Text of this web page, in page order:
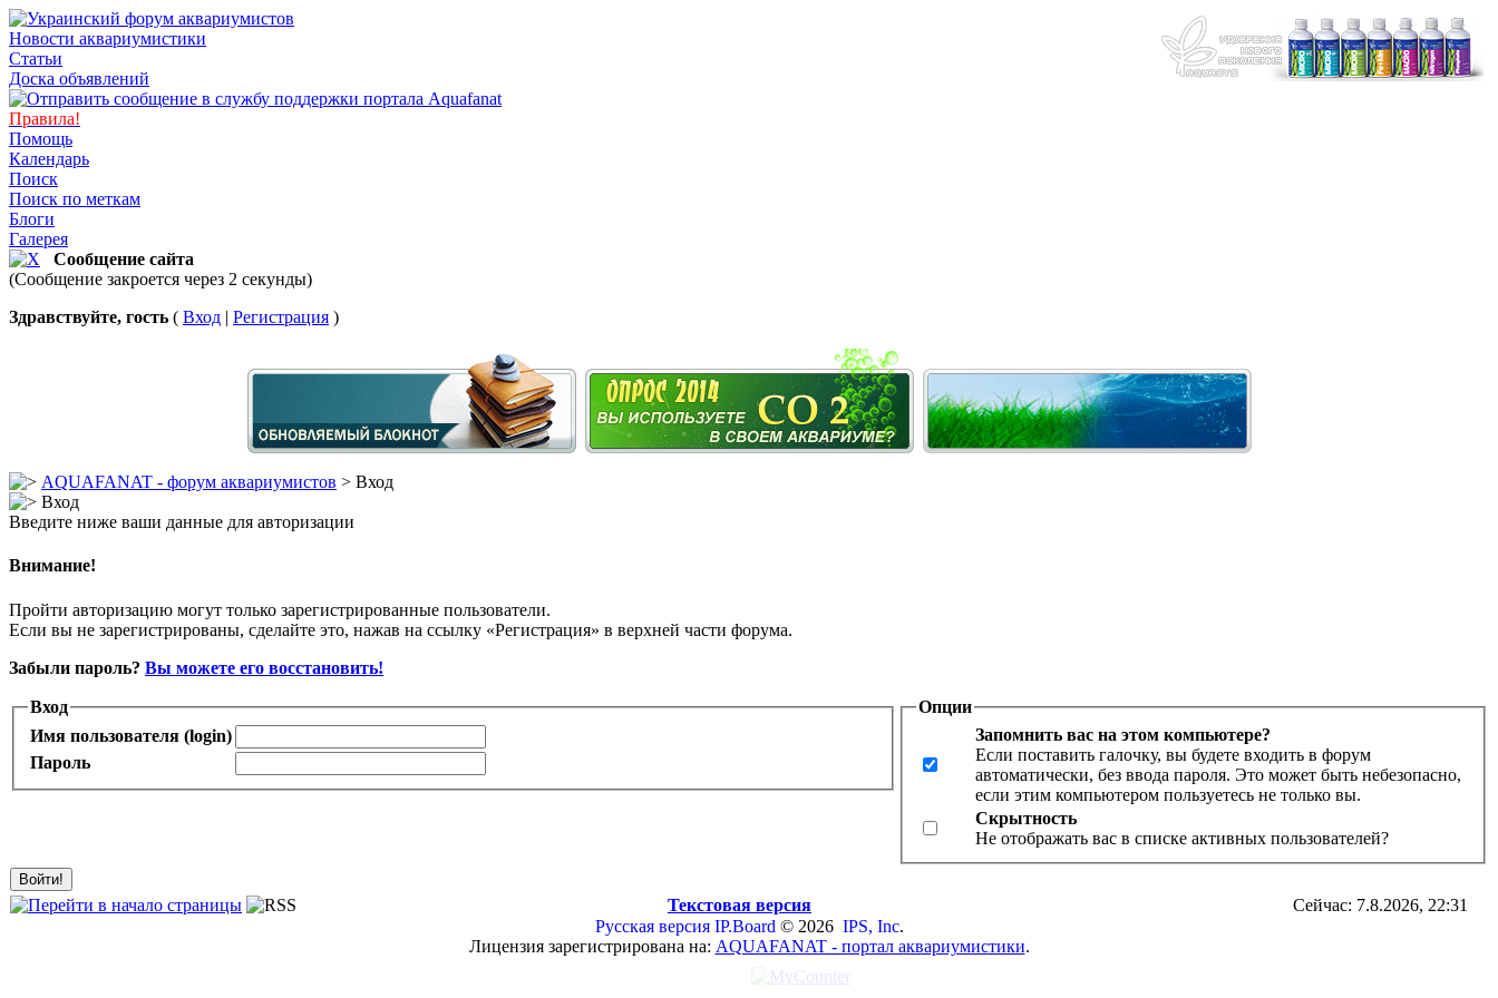
Новости аквариумистики
Статьи
Доска объявлений
Правила!
Помощь
Календарь
Поиск
Поиск по меткам
Блоги
Галерея
Сообщение сайта
(Сообщение закроется через 2 секунды)
Здравствуйте, гость ( Вход | Регистрация )
AQUAFANAT - форум аквариумистов > Вход
Вход
Введите ниже ваши данные для авторизации
Внимание!
Пройти авторизацию могут только зарегистрированные пользователи.
Если вы не зарегистрированы, сделайте это, нажав на ссылку «Регистрация» в верхней части форума.
Забыли пароль? Вы можете его восстановить!
Вход
Имя пользователя (login)
Пароль
Опции
Запомнить вас на этом компьютере?
Если поставить галочку, вы будете входить в форум
автоматически, без ввода пароля. Это может быть небезопасно,
если этим компьютером пользуетесь не только вы.
Скрытность
Не отображать вас в списке активных пользователей?
Текстовая версия
Сейчас: 7.8.2026, 22:31
Русская версия IP.Board © 2026 IPS, Inc.
Лицензия зарегистрирована на: AQUAFANAT - портал аквариумистики.